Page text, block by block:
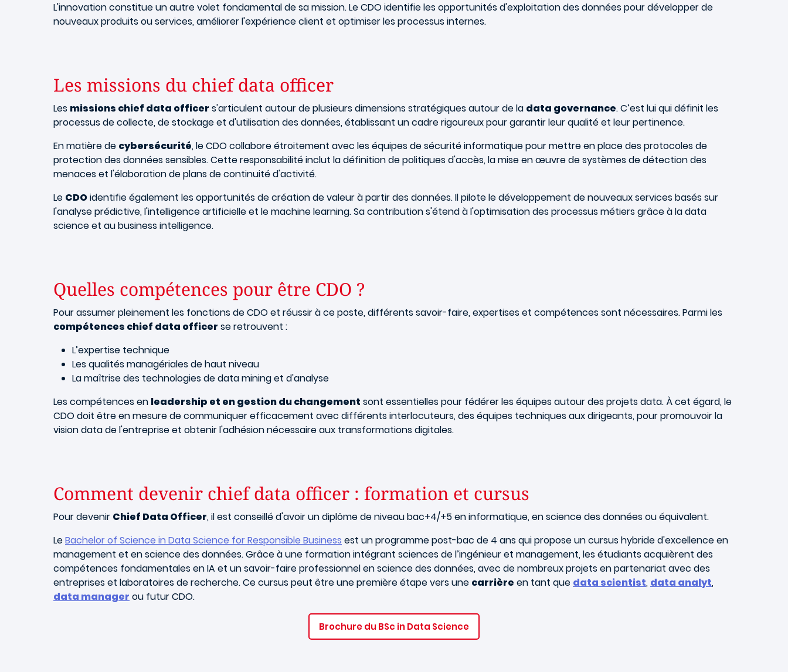
L'innovation constitue un autre volet fondamental de sa mission. Le CDO identifie les opportunités d'exploitation des données pour développer de
nouveaux produits ou services, améliorer l'expérience client et optimiser les processus internes.
Les missions du chief data officer
Les missions chief data officer s'articulent autour de plusieurs dimensions stratégiques autour de la data governance. C’est lui qui définit les
processus de collecte, de stockage et d'utilisation des données, établissant un cadre rigoureux pour garantir leur qualité et leur pertinence.
En matière de cybersécurité, le CDO collabore étroitement avec les équipes de sécurité informatique pour mettre en place des protocoles de
protection des données sensibles. Cette responsabilité inclut la définition de politiques d'accès, la mise en œuvre de systèmes de détection des
menaces et l'élaboration de plans de continuité d'activité.
Le CDOidentifie également les opportunités de création de valeur à partir des données. Il pilote le développement de nouveaux services basés sur
l'analyse prédictive, l'intelligence artificielle et le machine learning. Sa contribution s'étend à l'optimisation des processus métiers grâce à la data
science et au business intelligence.
Quelles compétences pour être CDO ?
Pour assumer pleinement les fonctions de CDO et réussir à ce poste, différents savoir-faire, expertises et compétences sont nécessaires. Parmi les
compétences chief data officer se retrouvent :
L’expertise technique
Les qualités managériales de haut niveau
La maîtrise des technologies de data mining et d'analyse
Les compétences en leadership et en gestion du changement sont essentielles pour fédérer les équipes autour des projets data. À cet égard, le
CDO doit être en mesure de communiquer efficacement avec différents interlocuteurs, des équipes techniques aux dirigeants, pour promouvoir la
vision data de l'entreprise et obtenir l'adhésion nécessaire aux transformations digitales.
Comment devenir chief data officer : formation et cursus
Pour devenir Chief Data Officer, il est conseillé d'avoir un diplôme de niveau bac+4/+5 en informatique, en science des données ou équivalent.
LeBachelor of Science in Data Science for Responsible Business est un programme post-bac de 4 ans qui propose un cursus hybride d'excellence en
management et en science des données. Grâce à une formation intégrant sciences de l’ingénieur et management, les étudiants acquièrent des
compétences fondamentales en IA et un savoir-faire professionnel en science des données, avec de nombreux projets en partenariat avec des
entreprises et laboratoires de recherche. Ce cursus peut être une première étape vers une carrière en tant que data scientist, data analyt,
data manager ou futur CDO.
Brochure du BSc in Data Science